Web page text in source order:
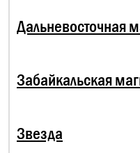
Дальневосточная
Забайкальская
Звезда